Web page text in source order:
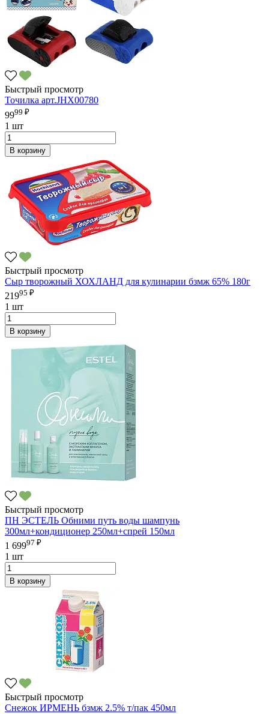
Быстрый просмотр
Точилка арт.JHX00780
9999 ₽
1 шт
В корзину
Быстрый просмотр
Сыр творожный ХОХЛАНД для кулинарии бзмж 65% 180г
21995 ₽
1 шт
В корзину
Быстрый просмотр
ПН ЭСТЕЛЬ Обними путь воды шампунь
300мл+кондиционер 250мл+спрей 150мл
1 69997 ₽
1 шт
В корзину
Быстрый просмотр
Снежок ИРМЕНЬ бзмж 2.5% т/пак 450мл